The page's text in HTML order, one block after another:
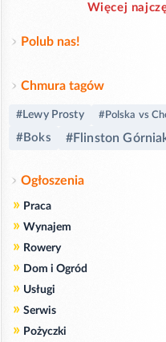
Więcej
Polub nas!
Chmura tagów
#Lewy Prosty #Polska vs
#Boks #Flinston
Ogłoszenia
» Praca
» Wynajem
» Rowery
» Dom i Ogród
» Usługi
» Serwis
» Pożyczki